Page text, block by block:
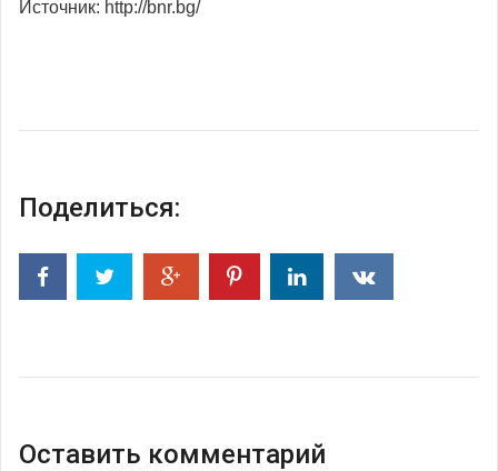
Источник: http://bnr.bg/
Поделиться:
Оставить комментарий